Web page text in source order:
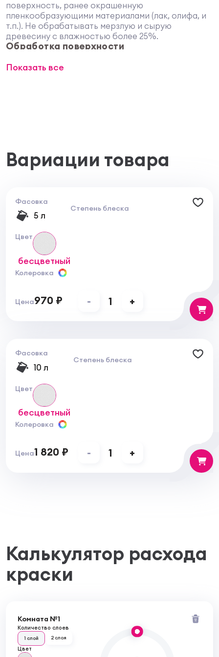
поверхность, ранее окрашенную
пленкообразующими материалами (лак, олифа, и
т.п.). Не обрабатывать мерзлую и сырую
древесину с влажностью более 25%.
Обработка поверхности
тщательно обрабатывая места соединения
Показать все
Вариации товара
Фасовка
5 л
Степень блеска
Цвет
бесцветный
Колеровка
Цена970 ₽ - 1 +
Фасовка
10 л
Степень блеска
Цвет
бесцветный
Колеровка
Цена1 820 ₽ - 1 +
Калькулятор расхода
краски
Комната №1
Количество слоев
1 слой 2 слоя
Цвет